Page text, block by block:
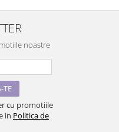
noastre
cu promotiile
in Politica de